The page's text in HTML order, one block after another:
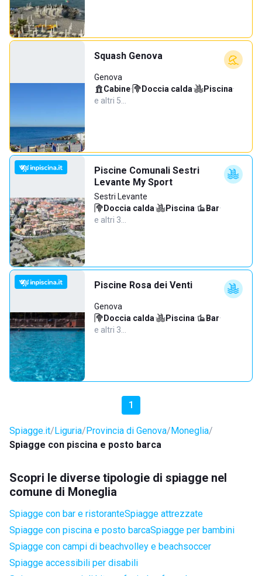
Squash Genova
Genova
Cabine· Doccia calda· Piscina·
e altri 5…
Piscine Comunali Sestri
Levante My Sport
Sestri Levante
Doccia calda· Piscina· Bar·
e altri 3…
Piscine Rosa dei Venti
Genova
Doccia calda· Piscina· Bar·
e altri 3…
1
Spiagge.it Liguria Provincia di Genova Moneglia
Spiagge con piscina e posto barca
Scopri le diverse tipologie di spiagge nel
comune di Moneglia
Spiagge con bar e ristoranteSpiagge attrezzate
Spiagge con piscina e posto barcaSpiagge per bambini
Spiagge con campi di beachvolley e beachsoccer
Spiagge accessibili per disabili